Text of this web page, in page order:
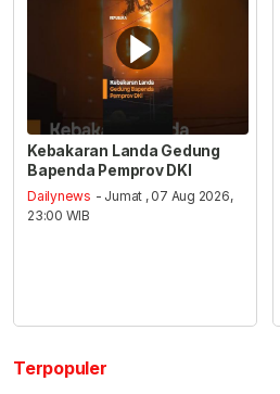
Kebakaran Landa Gedung
Bapenda Pemprov DKI
Dailynews - Jumat , 07 Aug 2026,
23:00 WIB
Terpopuler